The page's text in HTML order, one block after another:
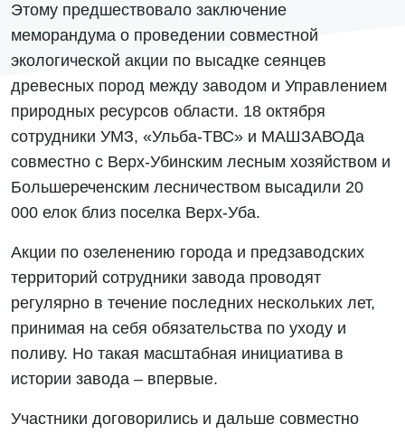
Этому предшествовало заключение
меморандума о проведении совместной
экологической акции по высадке сеянцев
древесных пород между заводом и Управлением
природных ресурсов области. 18 октября
сотрудники УМЗ, «Ульба-ТВС» и МАШЗАВОДа
совместно с Верх-Убинским лесным хозяйством и
Большереченским лесничеством высадили 20
000 елок близ поселка Верх-Уба.
Акции по озеленению города и предзаводских
территорий сотрудники завода проводят
регулярно в течение последних нескольких лет,
принимая на себя обязательства по уходу и
поливу. Но такая масштабная инициатива в
истории завода – впервые.
Участники договорились и дальше совместно